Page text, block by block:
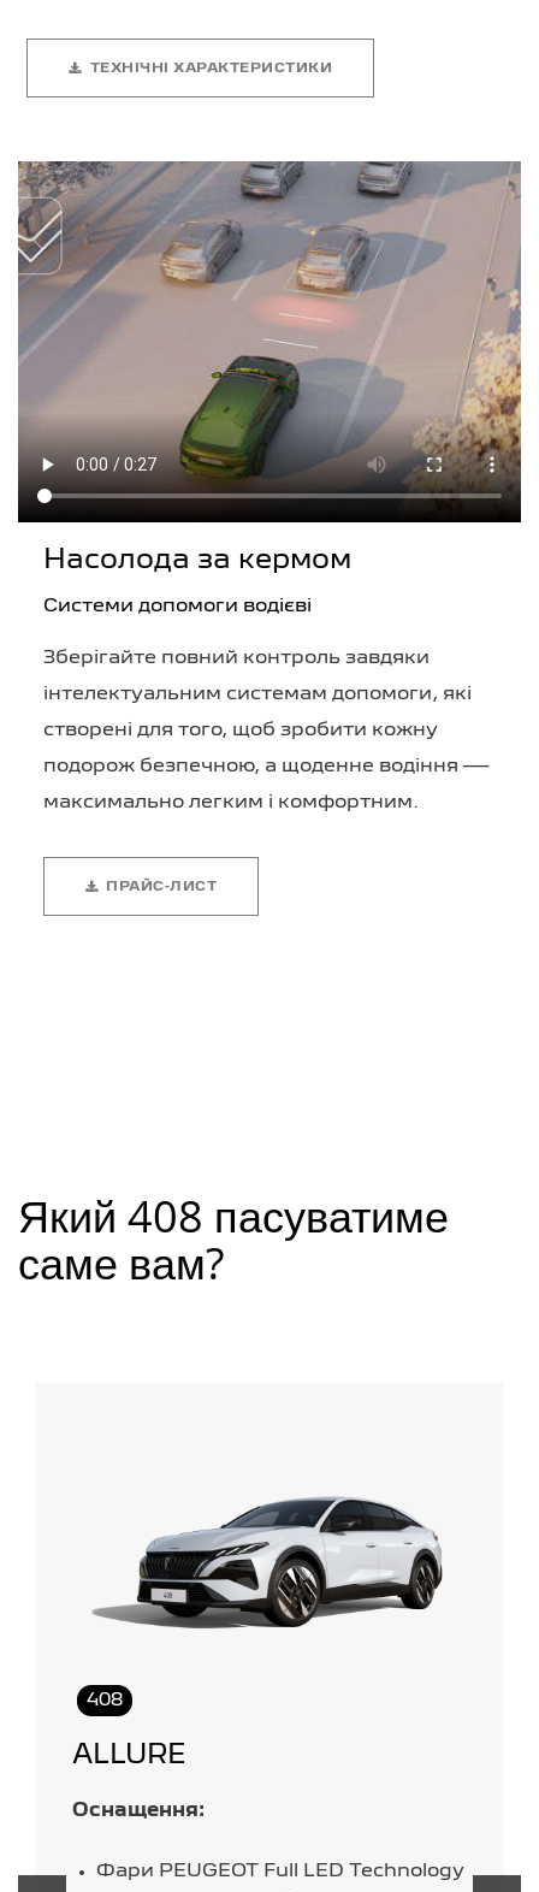
ТЕХНІЧНІ ХАРАКТЕРИСТИКИ
Насолода за кермом
Системи допомоги водієві
Зберігайте повний контроль завдяки
інтелектуальним системам допомоги, які
створені для того, щоб зробити кожну
подорож безпечною, а щоденне водіння —
максимально легким і комфортним.
ПРАЙС-ЛИСТ
Який 408 пасуватиме
саме вам?
408
ALLURE
Оснащення:
Фари PEUGEOT Full LED Technology